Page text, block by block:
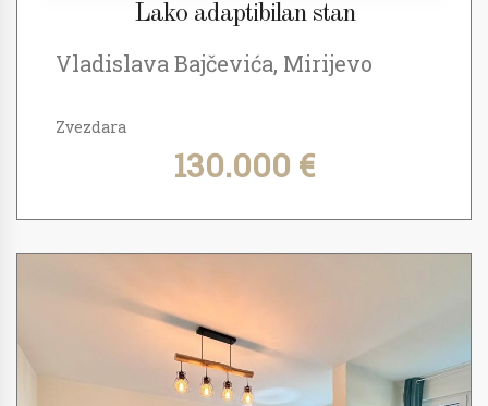
Lako adaptibilan stan
Vladislava Bajčevića, Mirijevo
Zvezdara
130.000 €